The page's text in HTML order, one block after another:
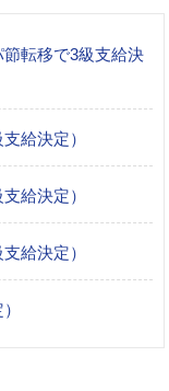
転移で3級支給決
給決定）
給決定）
給決定）